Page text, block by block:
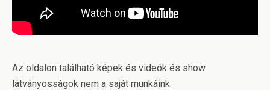
Az oldalon található képek és videók és show
látványosságok nem a saját munkáink.